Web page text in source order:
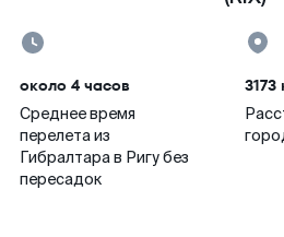
около 4 часов
Среднее время
перелета из
Гибралтара в Ригу без
пересадок
3173